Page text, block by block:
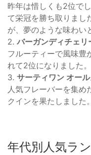
昨年は惜しくも2位で
て栄冠を勝ち取りまし
が、夢のような味わい
2. バーガンディチェリ
フルーティーで風味豊
れて2位になりました。
3. サーティワン オー
人気フレーバーを集め
クインを果たしました。
年代別人気ラ